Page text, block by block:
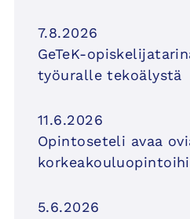
7.8.2026
GeTeK-
työuralle tekoälystä
11.6.2026
Opintoseteli avaa
5.6.2026